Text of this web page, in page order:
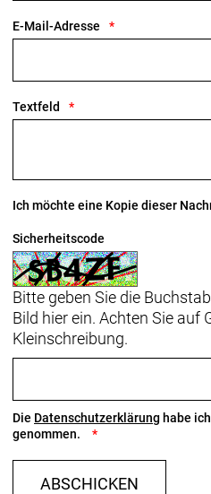
E-Mail-Adresse
Textfeld
Ich möchte eine Kopie dieser
Sicherheitscode
Bitte geben Sie die
Bild hier ein. Achten Sie auf
Kleinschreibung.
Die Datenschutzerklärung habe
genommen.
ABSCHICKEN